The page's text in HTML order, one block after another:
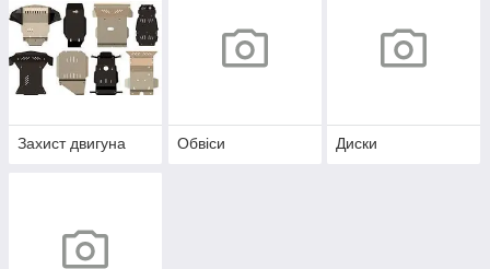
Захист двигуна Обвіси Диски